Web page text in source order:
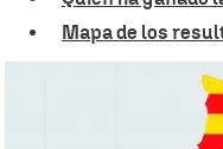
Mapa de los